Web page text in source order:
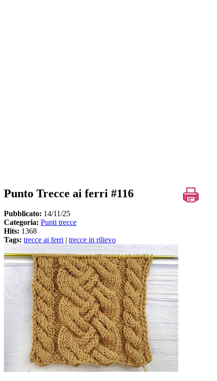
Punto Trecce ai ferri #116
Pubblicato: 14/11/25
Categoria: Punti trecce
Hits: 1368
Tags: trecce ai ferri trecce in rilievo